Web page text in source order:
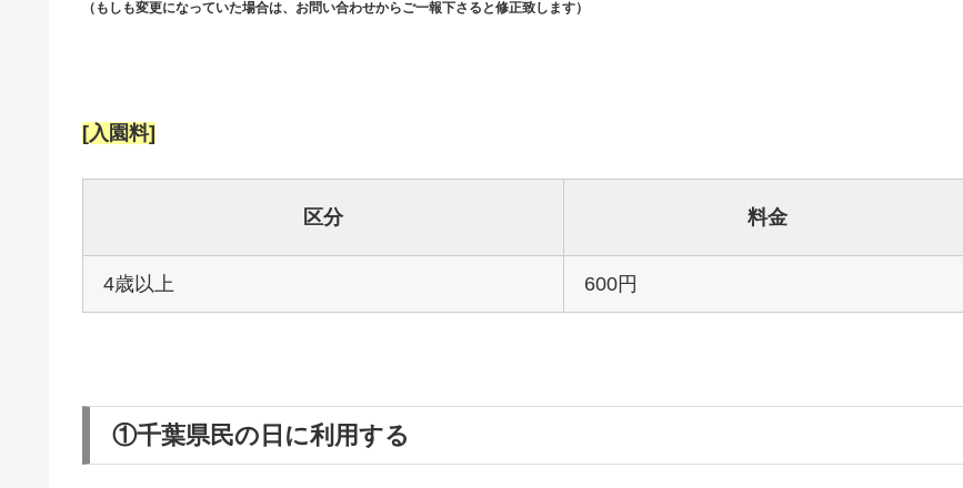
（もしも変更になっていた場合は、お問い合わせからご一報下さると修正致します）
[入園料]
区分 料金
4歳以上 600円
①千葉県民の日に利用する